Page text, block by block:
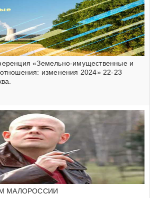
«Земельно-имущественные и
изменения 2024» 22-23
МАЛОРОССИИ